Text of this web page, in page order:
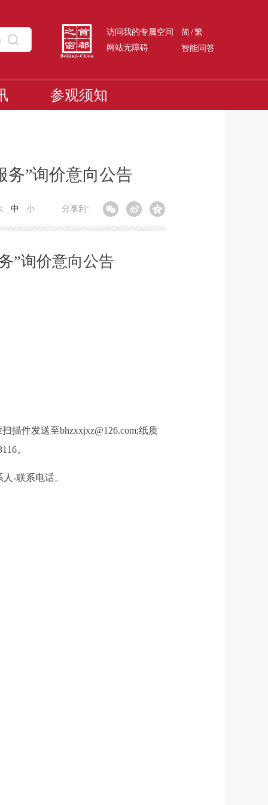
访问我的专属空间 简/繁
网站无障碍
智能问答
参观须知
”询价意向公告
分享到:
中 小
”询价意向公告
描件发送至bhzxxjxz@126.com;纸质
。
-联系电话。